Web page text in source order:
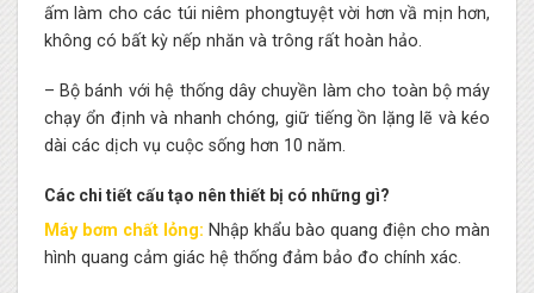
ấm làm cho các túi niêm phongtuyệt vời hơn vầ mịn hơn,
không có bất kỳ nếp nhăn và trông rất hoàn hảo.
– Bộ bánh với hệ thống dây chuyền làm cho toàn bộ máy
chạy ổn định và nhanh chóng, giữ tiếng ồn lặng lẽ và kéo
dài các dịch vụ cuộc sống hơn 10 năm.
Các chi tiết cấu tạo nên thiết bị có những gì?
Máy bơm chất lỏng: Nhập khẩu bào quang điện cho màn
hình quang cảm giác hệ thống đảm bảo đo chính xác.